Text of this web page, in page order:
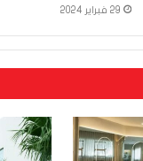
29 فبراير 2024